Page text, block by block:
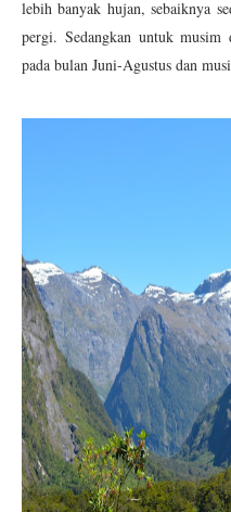
lebih banyak hujan, sebaiknya
pergi. Sedangkan untuk
pada bulan Juni-Agustus dan